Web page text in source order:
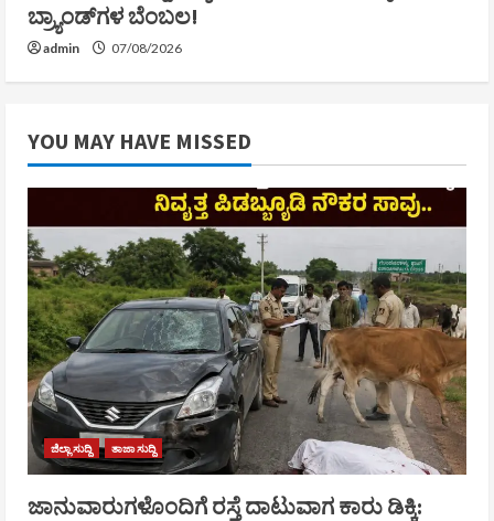
ಬ್ರ್ಯಾಂಡ್‌ಗಳ ಬೆಂಬಲ!
admin 07/08/2026
YOU MAY HAVE MISSED
ಜಿಲ್ಲಾ ಸುದ್ದಿ ತಾಜಾ ಸುದ್ದಿ
ಜಾನುವಾರುಗಳೊಂದಿಗೆ ರಸ್ತೆ ದಾಟುವಾಗ ಕಾರು ಡಿಕ್ಕಿ: